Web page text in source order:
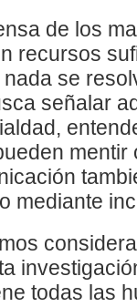
de los
recursos
se
señalar
mediante
todas las